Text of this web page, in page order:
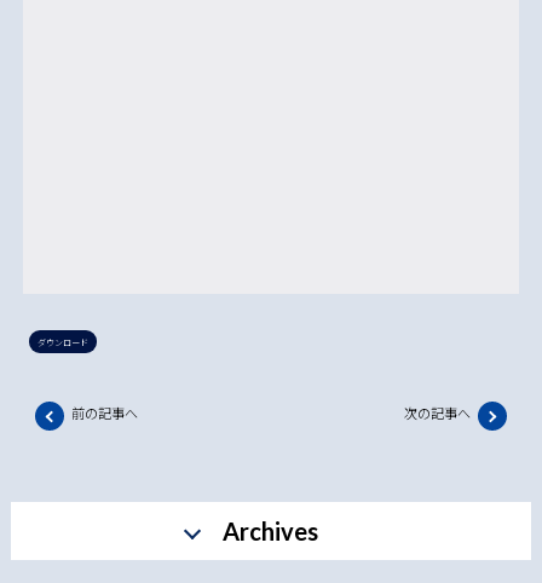
ダウンロード
前の記事へ 次の記事へ
Archives